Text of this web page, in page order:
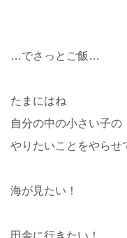
…でさっとご飯…
たまにはね
自分の中の小さい子の
やりたいことをやらせ
海が見たい！
田舎に行きたい！